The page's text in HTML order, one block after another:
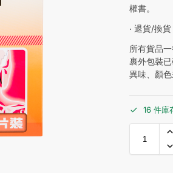
權書。
‧ 退貨/換貨
所有貨品
裹外包裝
異味、顏
16 件庫